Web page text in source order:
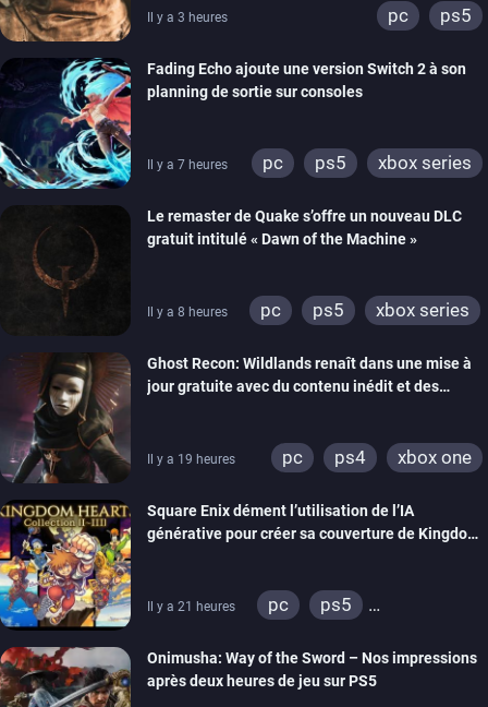
Il y a 3 heures pc ps5
Fading Echo ajoute une version Switch 2 à son
planning de sortie sur consoles
Il y a 7 heures pc ps5 xbox series
Le remaster de Quake s’offre un nouveau DLC
gratuit intitulé « Dawn of the Machine »
Il y a 8 heures pc ps5
xbox series
xbox one
nintendo 64
Ghost Recon: Wildlands renaît dans une mise à
jour gratuite avec du contenu inédit et des
Il y a 19 heures pc ps4 xbox one
Square Enix dément l’utilisation de l’IA
générative pour créer sa couverture de Kingdom
Il y a 21 heures pc
ps5
Onimusha: Way of the Sword – Nos impressions
après deux heures de jeu sur PS5